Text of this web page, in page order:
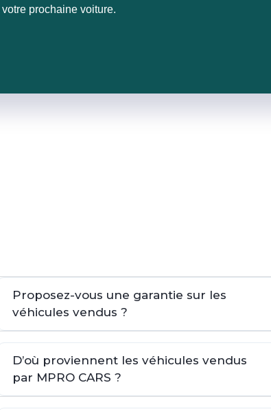
prochaine voiture.
Proposez-vous une garantie sur les
véhicules vendus ?
D’où proviennent les véhicules vendus
par MPRO CARS ?